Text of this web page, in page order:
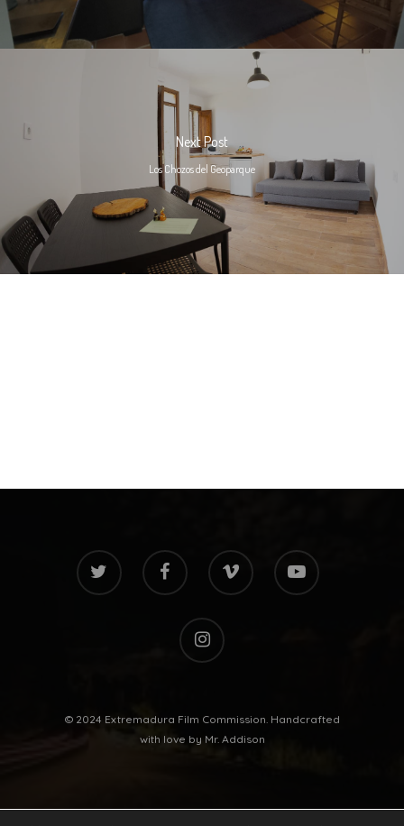
Next Post
Los Chozos del Geoparque
twitter facebook vimeo youtube
instagram
© 2024 Extremadura Film Commission. Handcrafted
with love by Mr. Addison